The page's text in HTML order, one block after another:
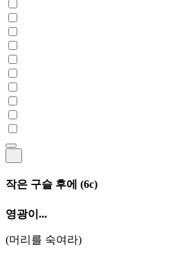
작은 구슬 후에 (6c)
영광이...
(머리를 숙여라)